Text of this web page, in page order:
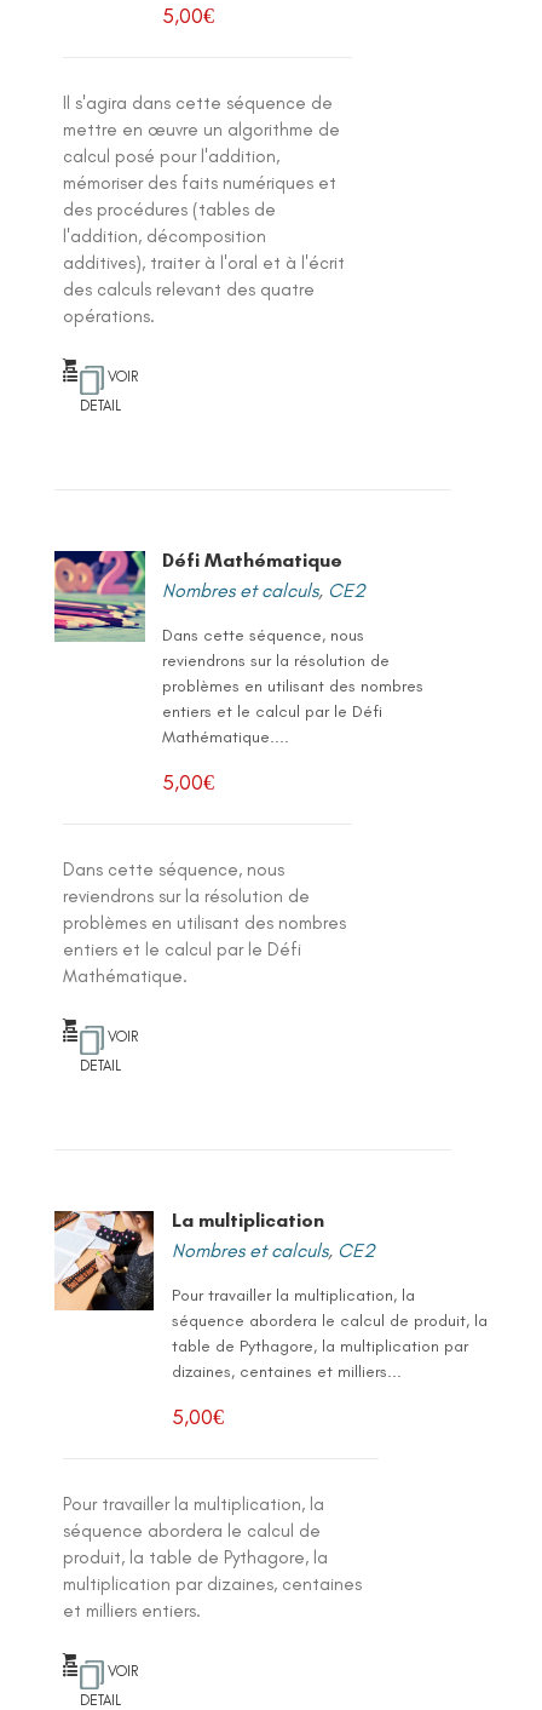
5,00€
Il s'agira dans cette séquence de
mettre en œuvre un algorithme de
calcul posé pour l'addition,
mémoriser des faits numériques et
des procédures (tables de
l'addition, décomposition
additives), traiter à l'oral et à l'écrit
des calculs relevant des quatre
opérations.
VOIR
DETAIL
Défi Mathématique
Nombres et calculs, CE2
Dans cette séquence, nous
reviendrons sur la résolution de
problèmes en utilisant des nombres
entiers et le calcul par le Défi
Mathématique....
5,00€
Dans cette séquence, nous
reviendrons sur la résolution de
problèmes en utilisant des nombres
entiers et le calcul par le Défi
Mathématique.
VOIR
DETAIL
La multiplication
Nombres et calculs, CE2
Pour travailler la multiplication, la
séquence abordera le calcul de produit, la
table de Pythagore, la multiplication par
dizaines, centaines et milliers...
5,00€
Pour travailler la multiplication, la
séquence abordera le calcul de
produit, la table de Pythagore, la
multiplication par dizaines, centaines
et milliers entiers.
VOIR
DETAIL